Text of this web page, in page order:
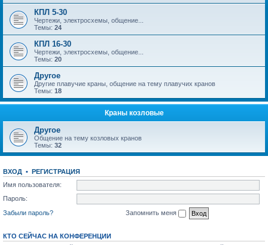
КПЛ 5-30
Чертежи, электросхемы, общение...
Темы: 24
КПЛ 16-30
Чертежи, электросхемы, общение...
Темы: 20
Другое
Другие плавучие краны, общение на тему плавучих кранов
Темы: 18
Краны козловые
Другое
Общение на тему козловых кранов
Темы: 32
ВХОД • РЕГИСТРАЦИЯ
Имя пользователя:
Пароль:
Забыли пароль?
Запомнить меня
КТО СЕЙЧАС НА КОНФЕРЕНЦИИ